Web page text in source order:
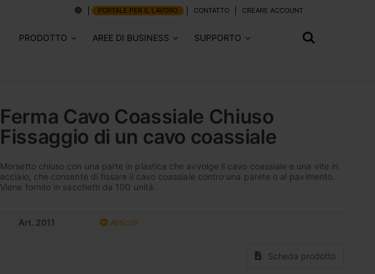
PORTALE PER IL LAVORO CONTATTO CREARE ACCOUNT
PRODOTTO AREE DI BUSINESS SUPPORTO
Ferma Cavo Coassiale Chiuso
Fissaggio di un cavo coassiale
Morsetto chiuso con una parte in plastica che avvolge il cavo coassiale e una vite in
acciaio, che consente di fissare il cavo coassiale contro una parete o al pavimento.
Viene fornito in sacchetti da 100 unità.
Art. 2011 Articoli
Scheda prodotto